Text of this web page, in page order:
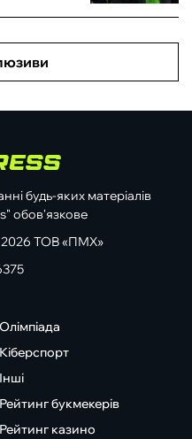
будь-яких матеріалів
обов'язкове
2026 ТОВ «ПМХ»
Олімпіада
Кіберспорт
Інші
Рейтинг букмекерів
Рейтинг казино